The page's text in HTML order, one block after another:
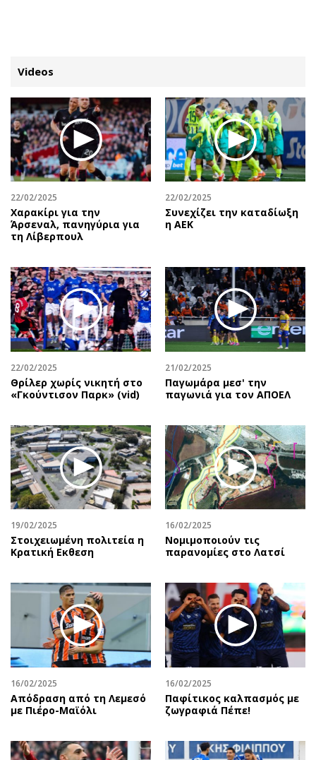
ΚΑΤΗΓΟΡΙΕΣ ΣΥΝΔΕΣΗ
Κύπρος
Παιδεία
Υγεία
Πολιτική
Βουλευτικές 2026
Προεδρικές 2023
Δημοσκοπήσεις
Διπλωματία
Αθλητισμός
Κύπρος
Ελλάδα
Διεθνή
Οικονομική
Οικονομία
Real Estate
Επιχειρήσεις
Αγορές
Money Review
AstroBank Properties
Ενέργεια
Ναυτιλία
Περιβάλλον
Ελλάδα
Κόσμος
Παράξενα
Πολιτισμός
Σινεμά
Απόψεις
Αρθρογραφία
The Hill
Υγεία
Αγγελίες
Πωλούνται
Ζητούν εργασία
Θέσεις εργασίας
Geek
Νέα
Κινητά-tablets
Social
Αφιερώματα
Πολιτική
Οικονομία
Γενικά
Αναδρομές
Περιβάλλον
Γυναίκα
Showbiz
Ταξίδια
Συνταγές
Έξοδος
Media
Εκπομπές
Wine routes
Videos
22/02/2025
Χαρακίρι για την
Άρσεναλ, πανηγύρια για
τη Λίβερπουλ
22/02/2025
Συνεχίζει την καταδίωξη
η ΑΕΚ
22/02/2025
Θρίλερ χωρίς νικητή στο
«Γκούντισον Παρκ» (vid)
21/02/2025
Παγωμάρα μεσ' την
παγωνιά για τον ΑΠΟΕΛ
19/02/2025
Στοιχειωμένη πολιτεία η
Κρατική Eκθεση
16/02/2025
Νομιμοποιούν τις
παρανομίες στο Λατσί
16/02/2025
Απόδραση από τη Λεμεσό
με Πιέρο-Μαϊόλι
16/02/2025
Παφίτικος καλπασμός με
ζωγραφιά Πέπε!